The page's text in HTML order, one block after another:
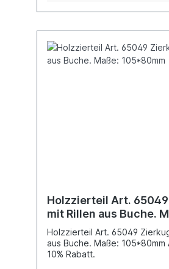
Holzzierteil Art. 65049 Zierkugel
mit Rillen aus Buche.
105*80mm
Holzzierteil Art. 65049 Zierkugel mit Rillen
aus Buche. Maße: 105*80mm Ab 10 Stück
10% Rabatt.